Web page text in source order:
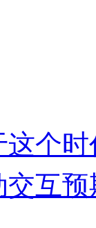
这个时
交互预